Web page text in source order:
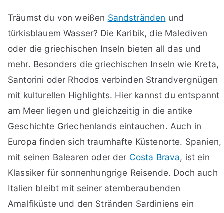
Träumst du von weißen Sandstränden und
türkisblauem Wasser? Die Karibik, die Malediven
oder die griechischen Inseln bieten all das und
mehr. Besonders die griechischen Inseln wie Kreta,
Santorini oder Rhodos verbinden Strandvergnügen
mit kulturellen Highlights. Hier kannst du entspannt
am Meer liegen und gleichzeitig in die antike
Geschichte Griechenlands eintauchen. Auch in
Europa finden sich traumhafte Küstenorte. Spanien,
mit seinen Balearen oder der Costa Brava, ist ein
Klassiker für sonnenhungrige Reisende. Doch auch
Italien bleibt mit seiner atemberaubenden
Amalfiküste und den Stränden Sardiniens ein